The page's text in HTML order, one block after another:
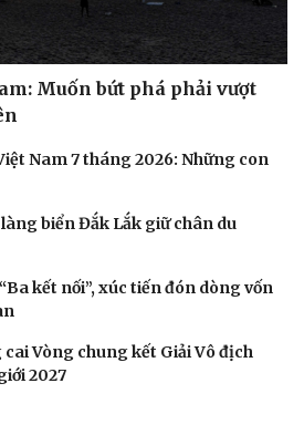
Podcast
Đọc truyện đêm khuya
Cửa sổ tình yêu
Muốn bứt phá phải vượt
Nam 7 tháng 2026: Những con
biển Đắk Lắk giữ chân du
kết nối”, xúc tiến đón dòng vốn
cai Vòng chung kết Giải Vô địch
2027